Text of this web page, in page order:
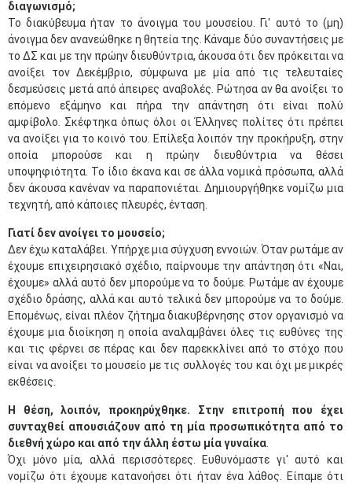
διαγωνισμό;
Το διακύβευμα ήταν το άνοιγμα του μουσείου. Γι' αυτό το (μη)
άνοιγμα δεν ανανεώθηκε η θητεία της. Κάναμε δύο συναντήσεις με
το ΔΣ και με την πρώην διευθύντρια, άκουσα ότι δεν πρόκειται να
ανοίξει τον Δεκέμβριο, σύμφωνα με μία από τις τελευταίες
δεσμεύσεις μετά από άπειρες αναβολές. Ρώτησα αν θα ανοίξει το
επόμενο εξάμηνο και πήρα την απάντηση ότι είναι πολύ
αμφίβολο. Σκέφτηκα όπως όλοι οι Έλληνες πολίτες ότι πρέπει
να ανοίξει για το κοινό του. Επίλεξα λοιπόν την προκήρυξη, στην
οποία μπορούσε και η πρώην διευθύντρια να θέσει
υποψηφιότητα. Το ίδιο έκανα και σε άλλα νομικά πρόσωπα, αλλά
δεν άκουσα κανέναν να παραπονιέται. Δημιουργήθηκε νομίζω μια
τεχνητή, από κάποιες πλευρές, ένταση.
Γιατί δεν ανοίγει το μουσείο;
Δεν έχω καταλάβει. Υπήρχε μια σύγχυση εννοιών. Όταν ρωτάμε αν
έχουμε επιχειρησιακό σχέδιο, παίρνουμε την απάντηση ότι «Ναι,
έχουμε» αλλά αυτό δεν μπορούμε να το δούμε. Ρωτάμε αν έχουμε
σχέδιο δράσης, αλλά και αυτό τελικά δεν μπορούμε να το δούμε.
Επομένως, είναι πλέον ζήτημα διακυβέρνησης στον οργανισμό να
έχουμε μια διοίκηση η οποία αναλαμβάνει όλες τις ευθύνες της
και τις φέρνει σε πέρας και δεν παρεκκλίνει από το στόχο που
είναι να ανοίξει το μουσείο με τις συλλογές του και όχι με μικρές
εκθέσεις.
H θέση, λοιπόν, προκηρύχθηκε. Στην επιτροπή που έχει
συνταχθεί απουσιάζουν από τη μία προσωπικότητα από το
διεθνή χώρο και από την άλλη έστω μία γυναίκα
Όχι μόνο μία, αλλά περισσότερες. Ευθυνόμαστε γι' αυτό και
νομίζω ότι έχουμε κατανοήσει ότι ήταν ένα λάθος. Είπαμε ότι